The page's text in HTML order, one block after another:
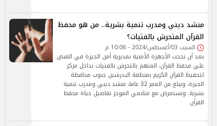
منشد ديني ومدرب تنمية بشرية.. من هو محفظ
القرآن المتحرش بالفتيات؟
السبت 03/أغسطس/2024 - 10:06 م
بعد أن نجحت الأجهزة الأمنية بمديرية أمن الجيزة في القبض
على محفظ القرآن، المتهم بالتحرش بالفتيات بداخل مركز
لتحفيظ القرآن الكريم بمنطقة البدرشين جنوب محافظة
الجيزة، ويبلغ من العمر 32 عاما، منشد ديني ومدرب تنمية
بشرية. ونستعرض مع متابعي الموجز تفاصيل حياة محفظ
القرأن